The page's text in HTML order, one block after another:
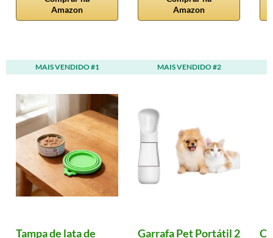
Amazon
Amazon
MAIS VENDIDO #1
Tampa de lata de
MAIS VENDIDO #2
Garrafa Pet Portátil 2